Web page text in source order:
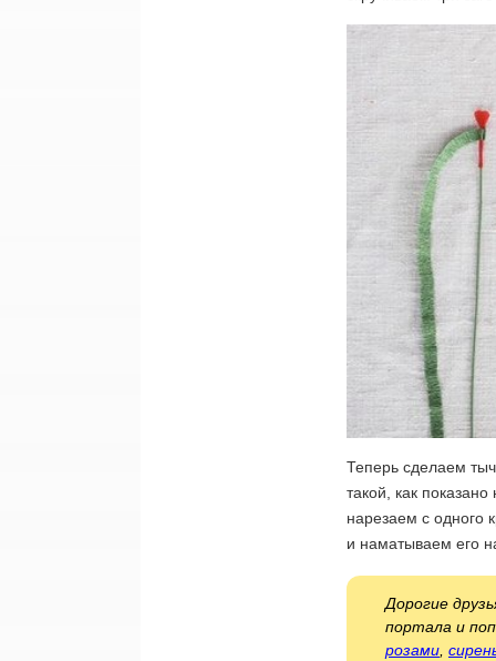
Теперь сделаем
такой, как
нарезаем с одного
и наматываем его
Дорогие
портала и
розами,